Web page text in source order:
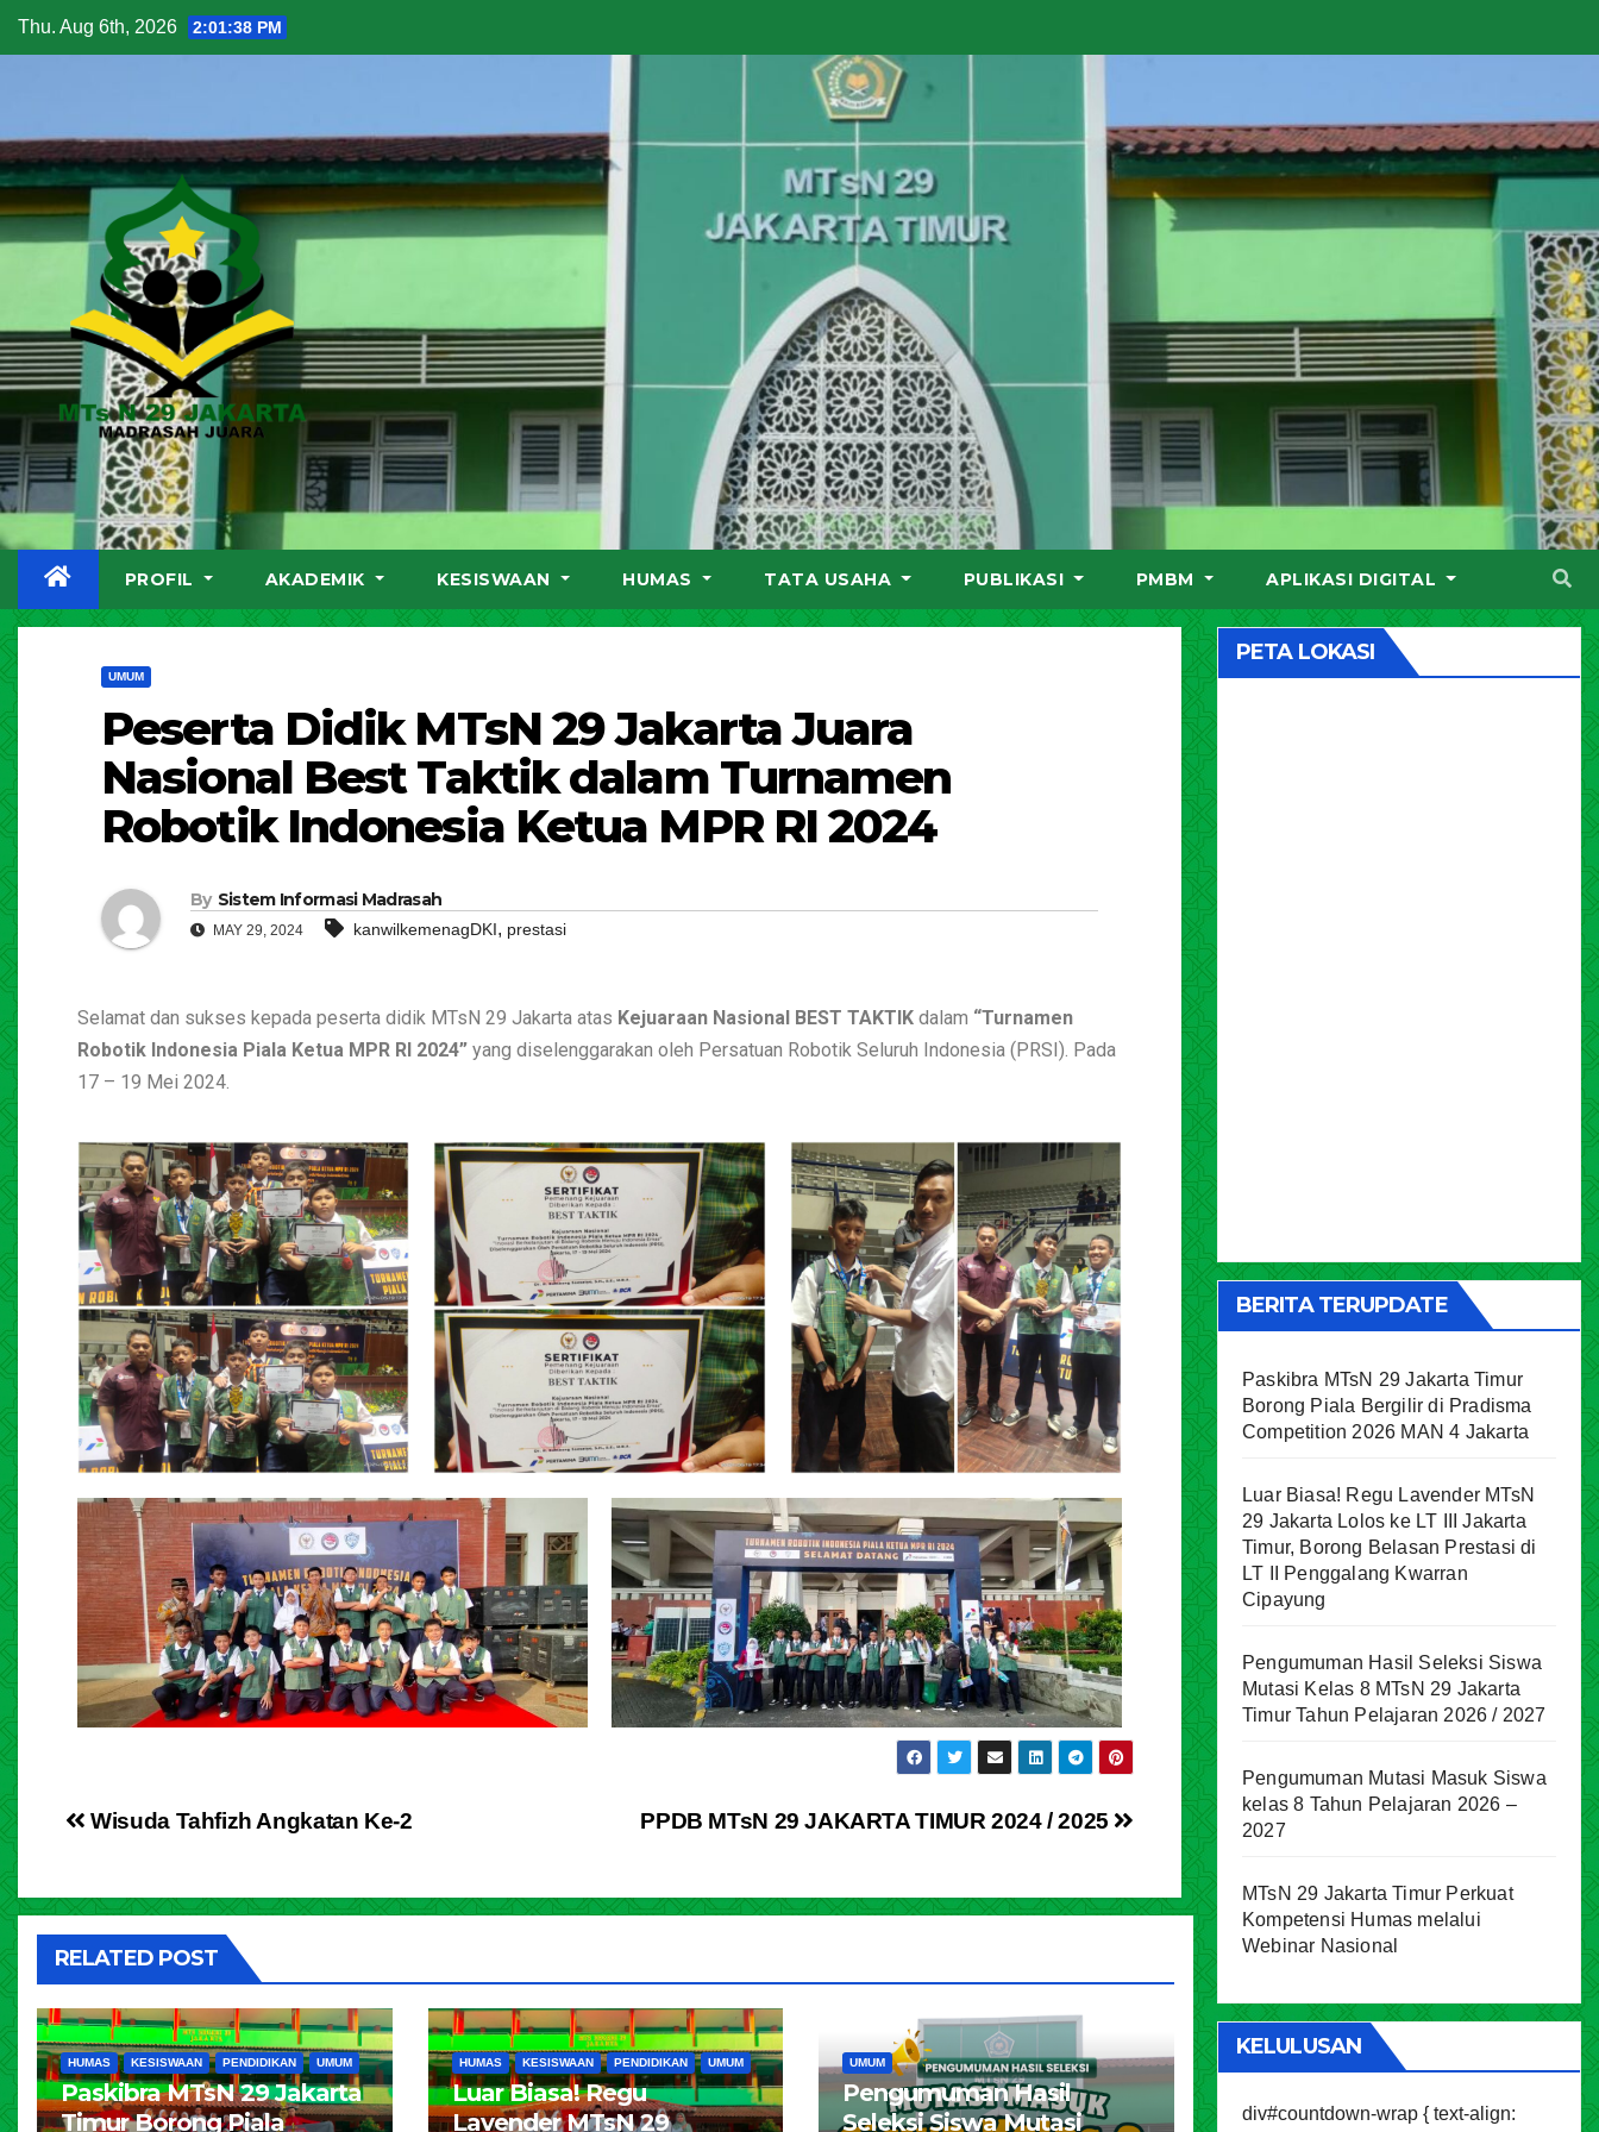
Thu. Aug 6th, 2026 2:01:39 PM
PROFIL AKADEMIK KESISWAAN HUMAS TATA USAHA PUBLIKASI PMBM APLIKASI DIGITAL
UMUM
Peserta Didik MTsN 29 Jakarta Juara
Nasional Best Taktik dalam Turnamen
Robotik Indonesia Ketua MPR RI 2024
By Sistem Informasi Madrasah
MAY 29, 2024 kanwilkemenagDKI, prestasi
Selamat dan sukses kepada peserta didik MTsN 29 Jakarta atas Kejuaraan Nasional BEST TAKTIK dalam “Turnamen
Robotik Indonesia Piala Ketua MPR RI 2024” yang diselenggarakan oleh Persatuan Robotik Seluruh Indonesia (PRSI). Pada
17 – 19 Mei 2024.
PPDB MTsN 29 JAKARTA TIMUR 2024 / 2025
Wisuda Tahfizh Angkatan Ke-2
RELATED POST
HUMAS KESISWAAN PENDIDIKAN UMUM
Paskibra MTsN 29 Jakarta
Timur Borong Piala
HUMAS KESISWAAN PENDIDIKAN UMUM
Luar Biasa! Regu
Lavender MTsN 29
UMUM
Pengumuman Hasil
Seleksi Siswa Mutasi
PETA LOKASI
BERITA TERUPDATE
Paskibra MTsN 29 Jakarta Timur
Borong Piala Bergilir di Pradisma
Competition 2026 MAN 4 Jakarta
Luar Biasa! Regu Lavender MTsN
29 Jakarta Lolos ke LT III Jakarta
Timur, Borong Belasan Prestasi di
LT II Penggalang Kwarran
Cipayung
Pengumuman Hasil Seleksi Siswa
Mutasi Kelas 8 MTsN 29 Jakarta
Timur Tahun Pelajaran 2026 / 2027
Pengumuman Mutasi Masuk Siswa
kelas 8 Tahun Pelajaran 2026 –
2027
MTsN 29 Jakarta Timur Perkuat
Kompetensi Humas melalui
Webinar Nasional
KELULUSAN
div#countdown-wrap { text-align: